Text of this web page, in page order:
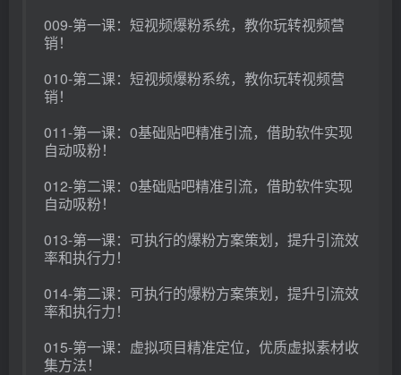
009-第一课：短视频爆粉系统，教你玩转视频营
销！
010-第二课：短视频爆粉系统，教你玩转视频营
销！
011-第一课：0基础贴吧精准引流，借助软件实现
自动吸粉！
012-第二课：0基础贴吧精准引流，借助软件实现
自动吸粉！
013-第一课：可执行的爆粉方案策划，提升引流效
率和执行力！
014-第二课：可执行的爆粉方案策划，提升引流效
率和执行力！
015-第一课：虚拟项目精准定位，优质虚拟素材收
集方法！